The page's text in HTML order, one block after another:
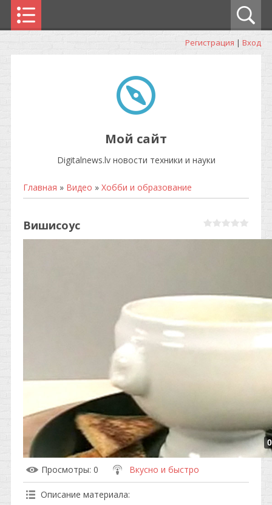
Регистрация | Вход
Мой сайт
Digitalnews.lv новости техники и науки
Главная » Видео » Хобби и образование
Вишисоус
Просмотры: 0 Вкусно и быстро
Описание материала: